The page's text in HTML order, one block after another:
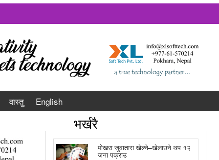
वास्तु English
भर्खरै
पोखरा जुवातास खेल्ने–खेलाउने थप १२
जना पक्राउ